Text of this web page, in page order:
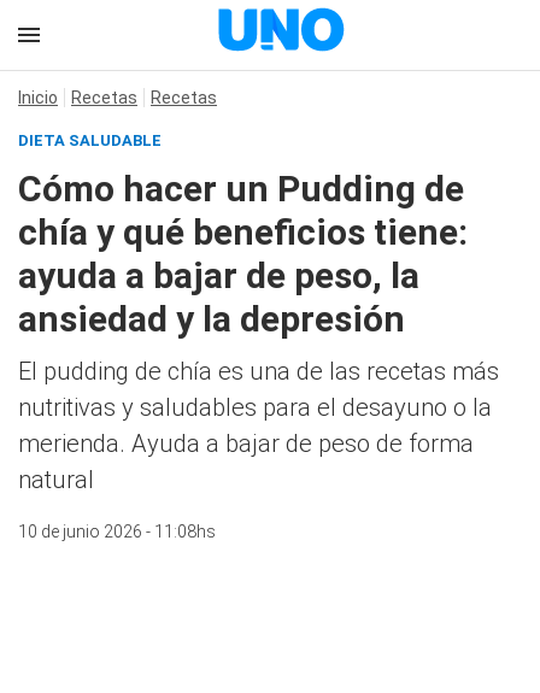
Inicio Recetas Recetas
DIETA SALUDABLE
Cómo hacer un Pudding de
chía y qué beneficios tiene:
ayuda a bajar de peso, la
ansiedad y la depresión
El pudding de chía es una de las recetas más
nutritivas y saludables para el desayuno o la
merienda. Ayuda a bajar de peso de forma
natural
10 de junio 2026 - 11:08hs